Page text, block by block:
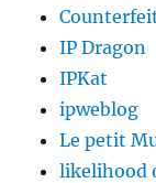
IP Dragon
IPKat
ipweblog
Le petit
likelihood